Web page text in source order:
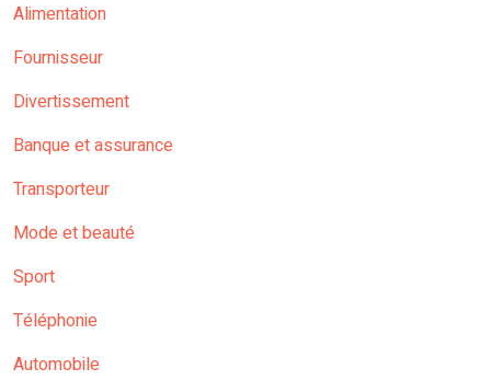
Alimentation
Fournisseur
Divertissement
Banque et assurance
Transporteur
Mode et beauté
Sport
Téléphonie
Automobile